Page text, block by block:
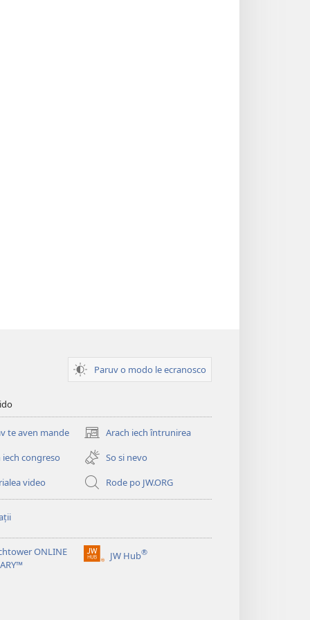
Paruv o modo le ecranosco
te aven mande Arach iech întrunirea
(opens
new
window)
iech congreso
So si nevo
video
Rode po JW.ORG
ONLINE
JW Hub®
(opens